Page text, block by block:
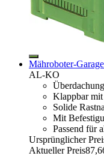
Mähroboter-
AL-KO
Klappbar
Solide
Mit
Passend für
Ursprünglicher
Aktueller Preis